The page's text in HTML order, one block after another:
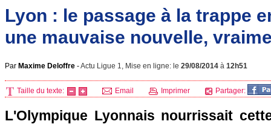
Lyon : le passage à la trappe
une mauvaise nouvelle,
Par Maxime Deloffre -Actu Ligue 1, Mise en ligne: le 29/08/2014 à 12h51
Taille du texte: Email Imprimer Partager:
L'Olympique Lyonnais nourrissait